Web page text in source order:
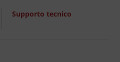
Supporto tecnico